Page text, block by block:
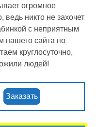
огромное
никто не захочет
с неприятным
нашего сайта по
круглосуточно,
людей!
Заказать